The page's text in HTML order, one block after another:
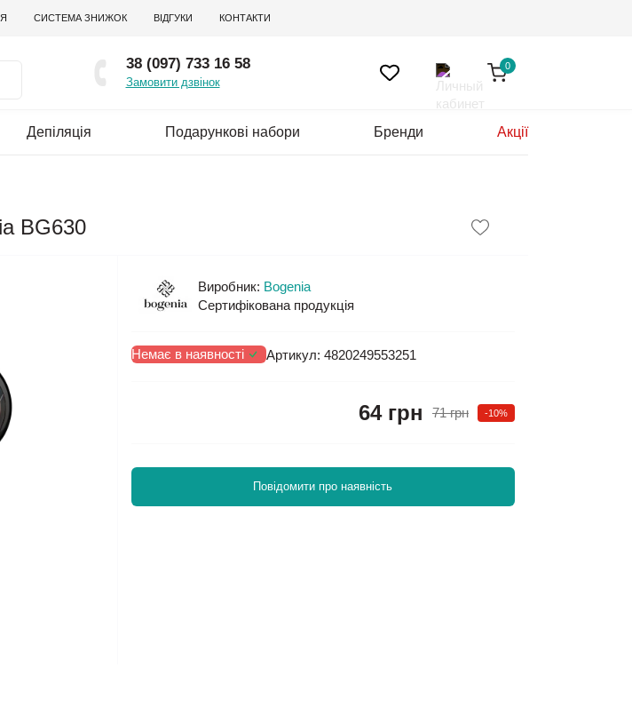
СИСТЕМА ЗНИЖОК ВІДГУКИ КОНТАКТИ
38 (097) 733 16 58
Замовити дзвінок
0
Депіляція Подарункові набори Бренди Акції
BG630
Виробник: Bogenia
Сертифікована продукція
Немає в наявності Артикул: 4820249553251
71 грн -10%
64 грн
Повідомити про наявність